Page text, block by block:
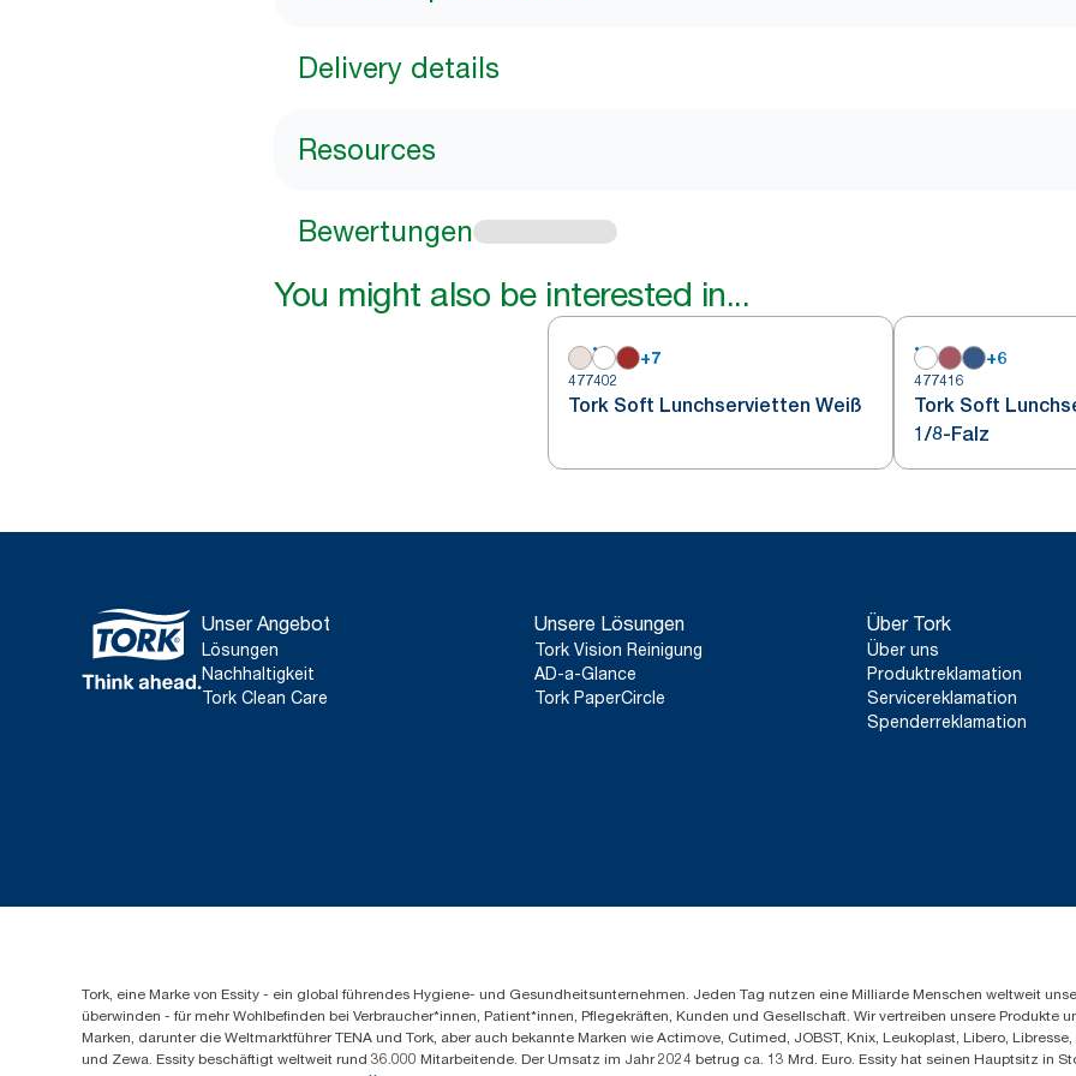
Delivery details
Resources
Bewertungen
You might also be interested in...
+7
477402
Tork Soft Lunchservietten Weiß
+6
477416
Tork Soft
1/8-Falz
Unser Angebot
Lösungen
Nachhaltigkeit
Tork Clean Care
Unsere Lösungen
Tork Vision Reinigung
AD-a-Glance
Tork PaperCircle
Über Tork
Über uns
Produktreklamation
Servicereklamation
Spenderreklamation
Tork, eine Marke von Essity - ein global führendes Hygiene- und Gesundheitsunternehmen. Jeden Tag nutzen eine Milliarde Menschen weltweit
überwinden - für mehr Wohlbefinden bei Verbraucher*innen, Patient*innen, Pflegekräften, Kunden und Gesellschaft. Wir vertreiben unsere Produkte
Marken, darunter die Weltmarktführer TENA und Tork, aber auch bekannte Marken wie Actimove, Cutimed, JOBST, Knix, Leukoplast, Libero,
und Zewa. Essity beschäftigt weltweit rund 36.000 Mitarbeitende. Der Umsatz im Jahr 2024 betrug ca. 13 Mrd. Euro. Essity hat seinen Hauptsitz in